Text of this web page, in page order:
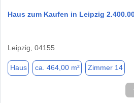
Haus zum Kaufen in Leipzig
Leipzig, 04155
Haus ca. 464,00 m² Zimmer 14